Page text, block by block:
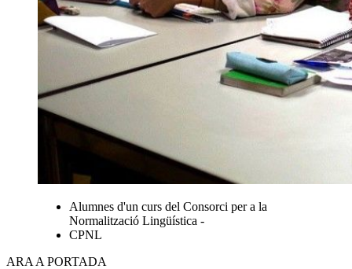
Alumnes d'un curs del Consorci per a la
Normalització Lingüística -
CPNL
ARA A PORTADA